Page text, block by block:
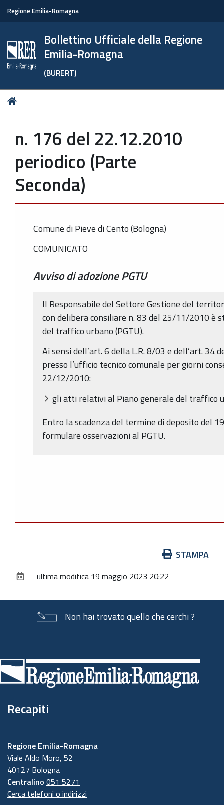
Regione Emilia-Romagna
Bollettino Ufficiale della Regione
Emilia-Romagna
(BURERT)
Tu
n. 176 del 22.12.2010
periodico (Parte
Seconda)
Comune di Pieve di Cento (Bologna)
COMUNICATO
Avviso di adozione PGTU
Il Responsabile del Settore Gestione del
con delibera consiliare n. 83 del 25/11/2010 è
del traffico urbano (PGTU).
Ai sensi dell’art. 6 della L.R. 8/03 e dell’art. 34
presso l’ufficio tecnico comunale per giorni
22/12/2010:
gli atti relativi al Piano generale del traffico
Entro la scadenza del termine di deposito del
formulare osservazioni al PGTU.
documento
STAMPA
ultima modifica 19 maggio 2023 20:22
Non hai trovato quello che cerchi ?
di
pagina
Recapiti
Regione Emilia-Romagna
Viale Aldo Moro, 52
40127 Bologna
Centralino 051 5271
Cerca telefoni o indirizzi